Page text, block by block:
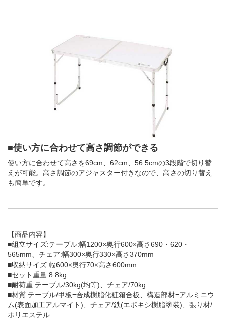
■使い方に合わせて高さ調節ができる
使い方に合わせて高さを69cm、62cm、56.5cmの3段階で切り替
えが可能。高さ調節のアジャスター付きなので、高さの切り替え
も簡単です。
【商品内容】
■組立サイズ:テーブル:幅1200×奥行600×高さ690・620・
565mm、チェア:幅300×奥行330×高さ370mm
■収納サイズ:幅600×奥行70×高さ600mm
■セット重量:8.8kg
■耐荷重:テーブル/30kg(均等)、チェア/70kg
■材質:テーブル/甲板=合成樹脂化粧箱合板、構造部材=アルミニウ
ム(表面加工アルマイト)、チェア/鉄(エポキシ樹脂塗装)、張り材/
ポリエステル